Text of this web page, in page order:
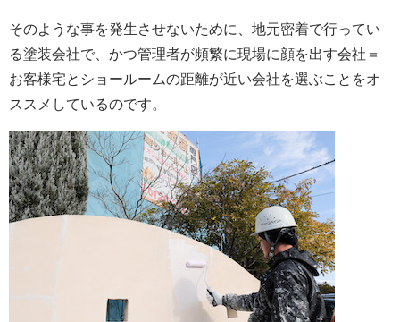
そのような事を発生させないために、地元密着で行ってい
る塗装会社で、かつ管理者が頻繁に現場に顔を出す会社＝
お客様宅とショールームの距離が近い会社を選ぶことをオ
ススメしているのです。